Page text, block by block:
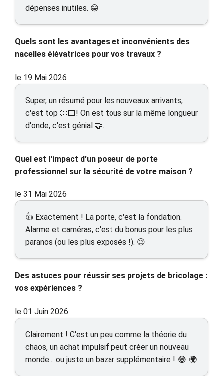
dépenses inutiles. 😁
Quels sont les avantages et inconvénients des
nacelles élévatrices pour vos travaux ?
le 19 Mai 2026
Super, un résumé pour les nouveaux arrivants,
c'est top 👏🏻! On est tous sur la même longueur
d'onde, c'est génial 🤝.
Quel est l'impact d'un poseur de porte
professionnel sur la sécurité de votre maison ?
le 31 Mai 2026
👍 Exactement ! La porte, c'est la fondation.
Alarme et caméras, c'est du bonus pour les plus
paranos (ou les plus exposés !). 😉
Des astuces pour réussir ses projets de bricolage :
vos expériences ?
le 01 Juin 2026
Clairement ! C'est un peu comme la théorie du
chaos, un achat impulsif peut créer un nouveau
monde... ou juste un bazar supplémentaire ! 😂 🌍